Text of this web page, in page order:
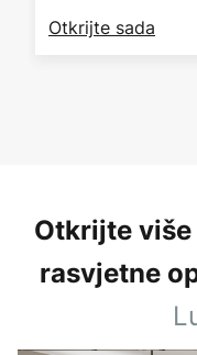
Otkrijte sada
Otkrijte
rasvjetne